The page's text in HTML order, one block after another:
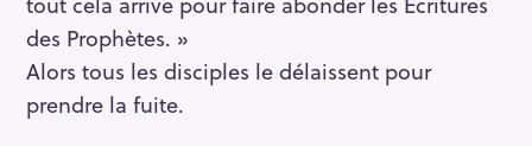
des Prophètes. »
Alors tous les disciples le délaissent pour
prendre la fuite.